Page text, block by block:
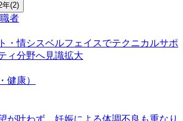
年(2)
者
・情シスベルフェイスでテクニカルサポ
ィ分野へ見識拡大
健康）
が叶わず、妊娠による体調不良も重なり